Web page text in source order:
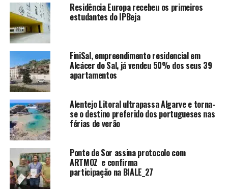
Residência Europa recebeu os primeiros
estudantes do IPBeja
FiniSal, empreendimento residencial em
Alcácer do Sal, já vendeu 50% dos seus 39
apartamentos
Alentejo Litoral ultrapassa Algarve e torna-
se o destino preferido dos portugueses nas
férias de verão
Ponte de Sor assina protocolo com
ARTMOZ e confirma
participação na BIALE_27